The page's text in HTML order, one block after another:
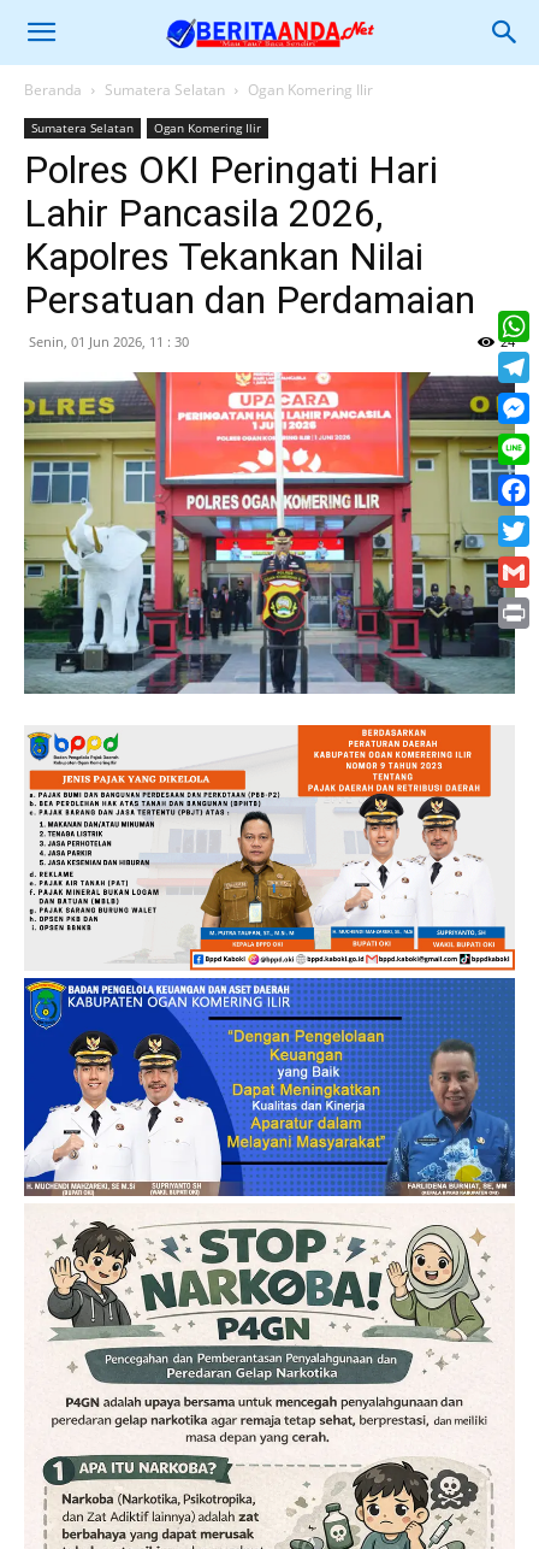
Beranda Sumatera Selatan Ogan Komering Ilir
Sumatera Selatan Ogan Komering Ilir
Polres OKI Peringati Hari
Lahir Pancasila 2026,
Kapolres Tekankan Nilai
Persatuan dan Perdamaian
Senin, 01 Jun 2026, 11 : 30 24
Line
Print